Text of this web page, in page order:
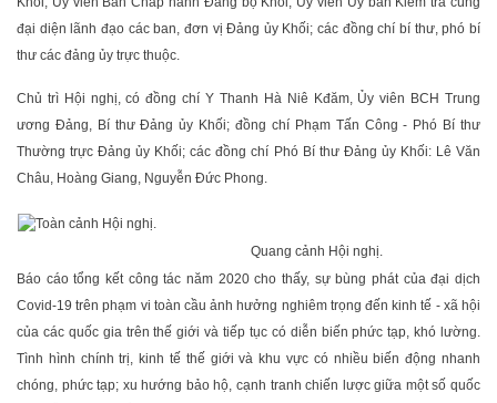
đại diện lãnh đạo các ban, đơn vị Đảng ủy Khối; các đồng chí bí thư, phó bí
thư các đảng ủy trực thuộc.
Chủ trì Hội nghị, có đồng chí Y Thanh Hà Niê Kđăm, Ủy viên BCH Trung
ương Đảng, Bí thư Đảng ủy Khối; đồng chí Phạm Tấn Công - Phó Bí thư
Thường trực Đảng ủy Khối; các đồng chí Phó Bí thư Đảng ủy Khối: Lê Văn
Châu, Hoàng Giang, Nguyễn Đức Phong.
Quang cảnh Hội nghị.
Báo cáo tổng kết công tác năm 2020 cho thấy, sự bùng phát của đại dịch
Covid-19 trên phạm vi toàn cầu ảnh hưởng nghiêm trọng đến kinh tế - xã hội
của các quốc gia trên thế giới và tiếp tục có diễn biến phức tạp, khó lường.
Tình hình chính trị, kinh tế thế giới và khu vực có nhiều biến động nhanh
chóng, phức tạp; xu hướng bảo hộ, cạnh tranh chiến lược giữa một số quốc